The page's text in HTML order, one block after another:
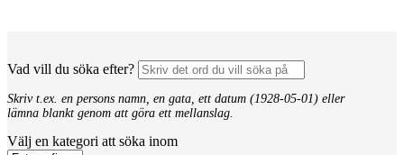
Vad vill du söka efter?
Skriv t.ex. en persons namn, en gata, ett datum (1928-05-01) eller
lämna blankt genom att göra ett mellanslag.
Välj en kategori att söka inom